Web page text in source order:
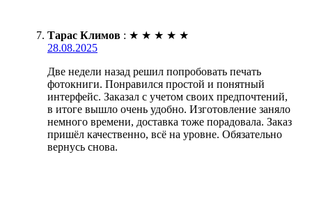
Тарас Климов : ★ ★ ★ ★ ★
28.08.2025
Две недели назад решил попробовать печать
фотокниги. Понравился простой и понятный
интерфейс. Заказал с учетом своих предпочтений,
в итоге вышло очень удобно. Изготовление заняло
немного времени, доставка тоже порадовала. Заказ
пришёл качественно, всё на уровне. Обязательно
вернусь снова.